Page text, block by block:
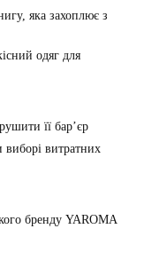
яка захоплює з
одяг для
її бар’єр
виборі витратних
бренду YAROMA